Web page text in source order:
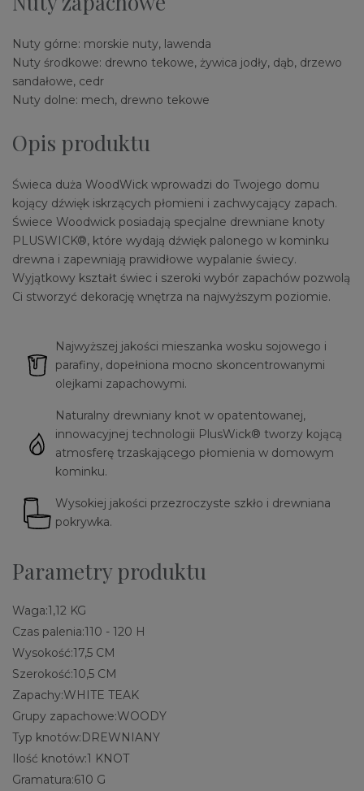
Nuty górne: morskie nuty, lawenda
Nuty środkowe: drewno tekowe, żywica jodły, dąb, drzewo
sandałowe, cedr
Nuty dolne: mech, drewno tekowe
Opis produktu
Świeca duża WoodWick wprowadzi do Twojego domu
kojący dźwięk iskrzących płomieni i zachwycający zapach.
Świece Woodwick posiadają specjalne drewniane knoty
PLUSWICK®, które wydają dźwięk palonego w kominku
drewna i zapewniają prawidłowe wypalanie świecy.
Wyjątkowy kształt świec i szeroki wybór zapachów pozwolą
Ci stworzyć dekorację wnętrza na najwyższym poziomie.
Najwyższej jakości mieszanka wosku sojowego i
parafiny, dopełniona mocno skoncentrowanymi
olejkami zapachowymi.
Naturalny drewniany knot w opatentowanej,
innowacyjnej technologii PlusWick® tworzy kojącą
atmosferę trzaskającego płomienia w domowym
kominku.
Wysokiej jakości przezroczyste szkło i drewniana
pokrywka.
Parametry produktu
Waga:1,12 KG
Czas palenia:110 - 120 H
Wysokość:17,5 CM
Szerokość:10,5 CM
Zapachy:WHITE TEAK
Grupy zapachowe:WOODY
Typ knotów:DREWNIANY
Ilość knotów:1 KNOT
Gramatura:610 G